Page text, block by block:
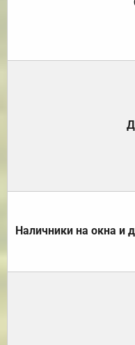
Наличники на окна и